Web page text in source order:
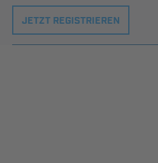
JETZT REGISTRIEREN